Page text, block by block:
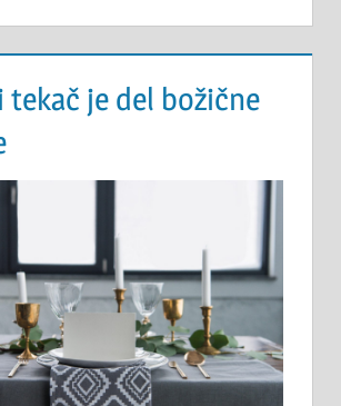
tekač je del božične